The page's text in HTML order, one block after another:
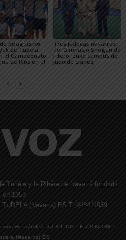
de piragüismo
de Tudela
el Campeonato
de Ríos en el
Tres judocas navarros
del Gimnasio Shogun de
Fitero, en el campus de
judo de Llanes
Tudela y la Ribera de Navarra fundada
en 1953
(Navarra) ES T. 948411059
Hernández, JJ S.I. CIF · E-71185169 ·
(Navarra) ES